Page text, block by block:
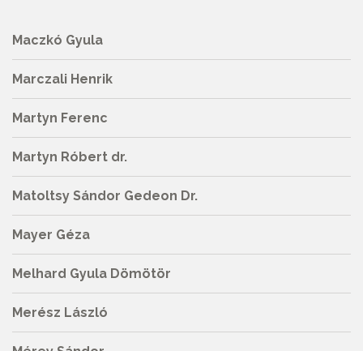
Maczkó Gyula
Marczali Henrik
Martyn Ferenc
Martyn Róbert dr.
Matoltsy Sándor Gedeon Dr.
Mayer Géza
Melhard Gyula Dömötör
Merész László